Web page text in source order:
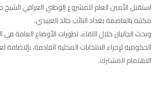
استقبل الأمين العام للمشروع الوطني العراقي
مكتبه بالعاصمة بغداد النائب خالد العبيدي.
وبحث الجانبان خلال اللقاء، تطورات الأوضاع العامة في
الحكومية لإجراء الانتخابات المحلية القادمة،
الاهتمام المشترك.